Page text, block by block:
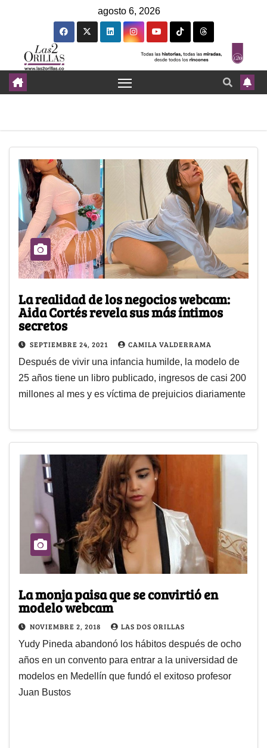
agosto 6, 2026
La realidad de los negocios webcam:
Aida Cortés revela sus más íntimos
secretos
SEPTIEMBRE 24, 2021 CAMILA VALDERRAMA
Después de vivir una infancia humilde, la modelo de
25 años tiene un libro publicado, ingresos de casi 200
millones al mes y es víctima de prejuicios diariamente
La monja paisa que se convirtió en
modelo webcam
NOVIEMBRE 2, 2018 LAS DOS ORILLAS
Yudy Pineda abandonó los hábitos después de ocho
años en un convento para entrar a la universidad de
modelos en Medellín que fundó el exitoso profesor
Juan Bustos